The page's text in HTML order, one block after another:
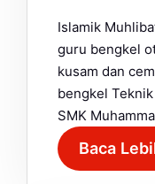
Islamik
guru bengkel
kusam dan
bengkel
SMK
Baca